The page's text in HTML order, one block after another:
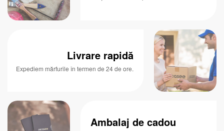
Livrare rapidă
Expediem mărfurile în termen de 24 de ore.
Ambalaj de cadou